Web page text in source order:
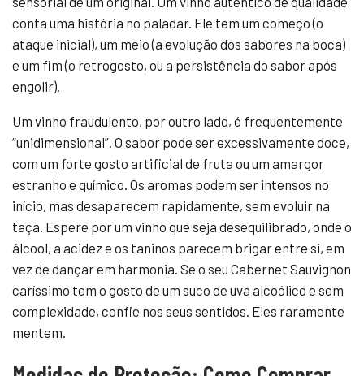
conta uma história no paladar. Ele tem um começo (o
ataque inicial), um meio (a evolução dos sabores na boca)
e um fim (o retrogosto, ou a persistência do sabor após
engolir).
Um vinho fraudulento, por outro lado, é frequentemente
“unidimensional”. O sabor pode ser excessivamente doce,
com um forte gosto artificial de fruta ou um amargor
estranho e químico. Os aromas podem ser intensos no
início, mas desaparecem rapidamente, sem evoluir na
taça. Espere por um vinho que seja desequilibrado, onde o
álcool, a acidez e os taninos parecem brigar entre si, em
vez de dançar em harmonia. Se o seu Cabernet Sauvignon
caríssimo tem o gosto de um suco de uva alcoólico e sem
complexidade, confie nos seus sentidos. Eles raramente
mentem.